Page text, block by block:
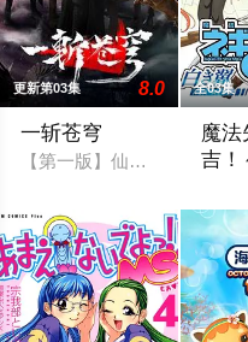
更新第03集 8.0
一斩苍穹
【第一版】仙界至暗，众
全03集
魔法
吉！